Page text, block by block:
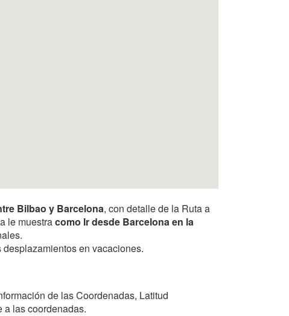
Bilbao y Barcelona, con detalle de la Ruta a
le muestracomo Ir desde Barcelona en la
en vacaciones.
de las Coordenadas, Latitud
a las coordenadas.